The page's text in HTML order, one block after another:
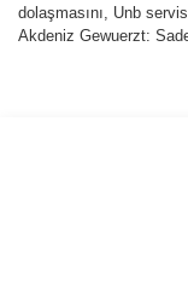
dolaşmasını, Unb
Akdeniz Gewuerzt:
Ürün resmi
Ürün